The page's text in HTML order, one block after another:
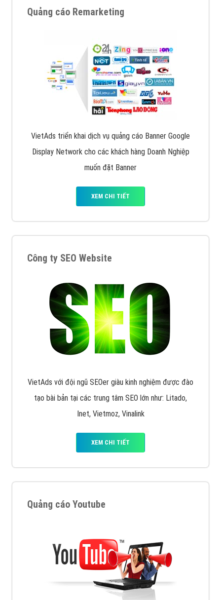
Quảng cáo Remarketing
VietAds triển khai dịch vụ quảng cáo Banner Google
Display Network cho các khách hàng Doanh Nghiệp
muốn đặt Banner
XEM CHI TIẾT
Công ty SEO Website
VietAds với đội ngũ SEOer giàu kinh nghiệm được đào
tạo bài bản tại các trung tâm SEO lớn như: Litado,
Inet, Vietmoz, Vinalink
XEM CHI TIẾT
Quảng cáo Youtube